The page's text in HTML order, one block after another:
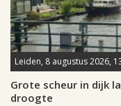
Leiden, 8 augustus 2026,
Grote scheur in dijk
droogte